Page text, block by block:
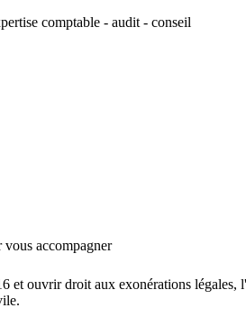
comptable - audit - conseil
vous accompagner
et ouvrir droit aux exonérations légales,